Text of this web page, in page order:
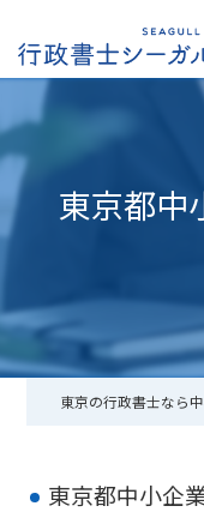
東京都中
東京都中小企